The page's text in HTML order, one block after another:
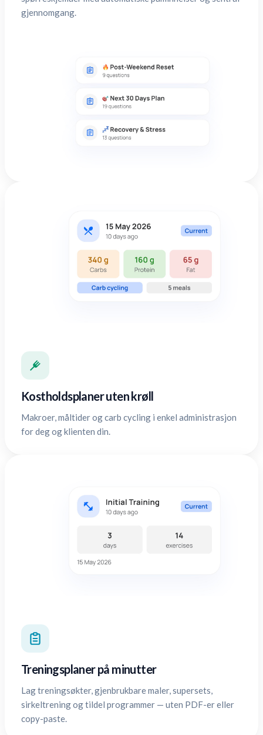
gjennomgang.
Kostholdsplaner uten krøll
Makroer, måltider og carb cycling i enkel administrasjon
for deg og klienten din.
Treningsplaner på minutter
Lag treningsøkter, gjenbrukbare maler, supersets,
sirkeltrening og tildel programmer — uten PDF-er eller
copy-paste.